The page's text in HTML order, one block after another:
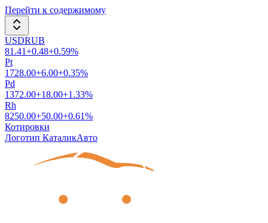
Перейти к содержимому
USDRUB
81.41+0.48+0.59%
Pt
1728.00+6.00+0.35%
Pd
1372.00+18.00+1.33%
Rh
8250.00+50.00+0.61%
Котировки
Логотип КаталикАвто